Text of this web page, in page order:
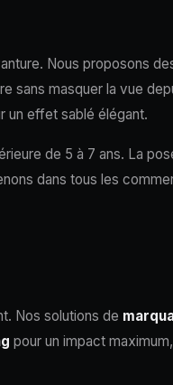
Nous proposons
sans masquer la vue
un effet sablé élégant.
de 5 à 7 ans. La
dans tous les
Nos solutions de
pour un impact maximum,